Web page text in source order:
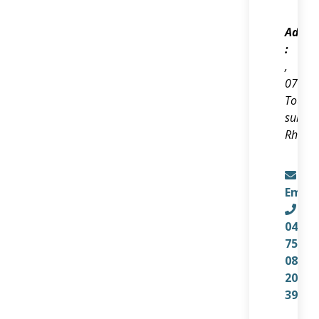
:
,
07300
sur-
Rhône
Email
04
75
08
20
39